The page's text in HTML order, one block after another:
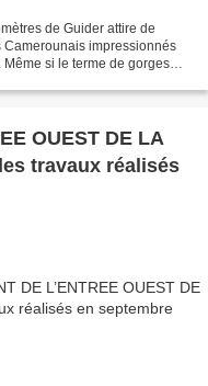
de Guider attire de
Camerounais impressionnés
si le terme de gorges
OUEST DE LA
travaux réalisés